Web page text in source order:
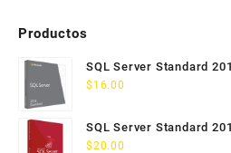
Productos
SQL Server Standard
$ 16.00
SQL Server Standard
$20.00